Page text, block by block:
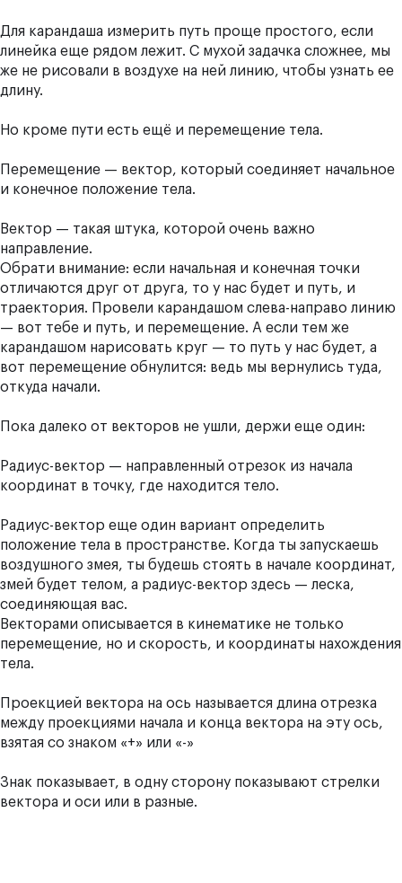
Для карандаша измерить путь проще простого, если
линейка еще рядом лежит. С мухой задачка сложнее, мы
же не рисовали в воздухе на ней линию, чтобы узнать ее
длину.
Но кроме пути есть ещё и перемещение тела.
Перемещение — вектор, который соединяет начальное
и конечное положение тела.
Вектор — такая штука, которой очень важно
направление.
Обрати внимание: если начальная и конечная точки
отличаются друг от друга, то у нас будет и путь, и
траектория. Провели карандашом слева-направо линию
— вот тебе и путь, и перемещение. А если тем же
карандашом нарисовать круг — то путь у нас будет, а
вот перемещение обнулится: ведь мы вернулись туда,
откуда начали.
Пока далеко от векторов не ушли, держи еще один:
Радиус-вектор — направленный отрезок из начала
координат в точку, где находится тело.
Радиус-вектор еще один вариант определить
положение тела в пространстве. Когда ты запускаешь
воздушного змея, ты будешь стоять в начале координат,
змей будет телом, а радиус-вектор здесь — леска,
соединяющая вас.
Векторами описывается в кинематике не только
перемещение, но и скорость, и координаты нахождения
тела.
Проекцией вектора на ось называется длина отрезка
между проекциями начала и конца вектора на эту ось,
взятая со знаком «+» или «-»
Знак показывает, в одну сторону показывают стрелки
вектора и оси или в разные.